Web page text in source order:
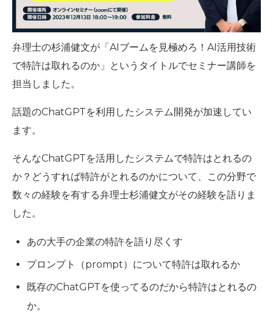
弁理士の杉浦健文が「AIブームを見極めろ！AI活用技術
で特許は取れるのか」というタイトルでセミナー講師を
担当しました。
話題のChatGPTを利用したシステム開発が加速してい
ます。
そんなChatGPTを活用したシステムで特許はとれるの
か？どうすれば特許がとれるのかについて、この分野で
数々の経験を有する弁理士杉浦健文がその経験を語りま
した。
あの大手の企業の特許を語り尽くす
プロンプト（prompt）について特許は取れるか
既存のChatGPTを使ってるのだから特許はとれるの
か。